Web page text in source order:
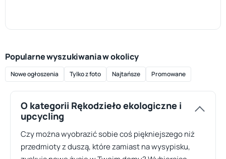
Popularne wyszukiwania w okolicy
Nowe ogłoszenia Tylko z foto Najtańsze Promowane
O kategorii Rękodzieło ekologiczne i
upcycling
Czy można wyobrazić sobie coś piękniejszego niż
przedmioty z duszą, które zamiast na wysypisku,